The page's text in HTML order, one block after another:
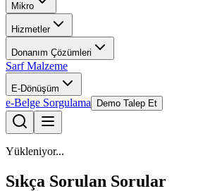
Mikro
Hizmetler
Donanım Çözümleri
Sarf Malzeme
E-Dönüşüm
e-Belge Sorgulama Demo Talep Et
Yükleniyor...
Sıkça Sorulan Sorular